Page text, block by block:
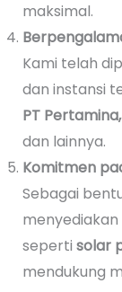
maksimal.
Kami telah
dan instansi
PT
dan lainnya.
Komitmen
Sebagai
seperti solar
mendukung